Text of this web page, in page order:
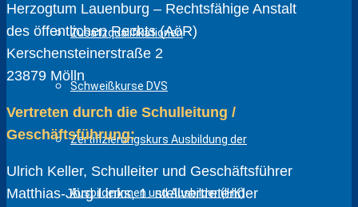
Zusatzqualifikationen
Schweißkurse DVS
Zertifizierungskurs Ausbildung der
Ausbilderinnen und Ausbilder (IHK)
Herzogtum Lauenburg – Rechtsfähige Anstalt
des öffentlichen Rechts (AöR)
Kerschensteinerstraße 2
23879 Mölln
Vertreten durch die Schulleitung /
Geschäftsführung:
Ulrich Keller, Schulleiter und Geschäftsführer
Matthias-Jörg Links, 1. stellvertretender